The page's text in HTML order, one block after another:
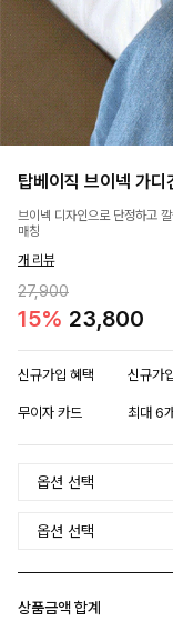
탑베이직 브이넥 가
브이넥 디자인으로 단정하고
매칭
개 리뷰
27,900
15% 23,800
신규가입 혜택 신규가
무이자 카드 최대 6
상품금액 합계